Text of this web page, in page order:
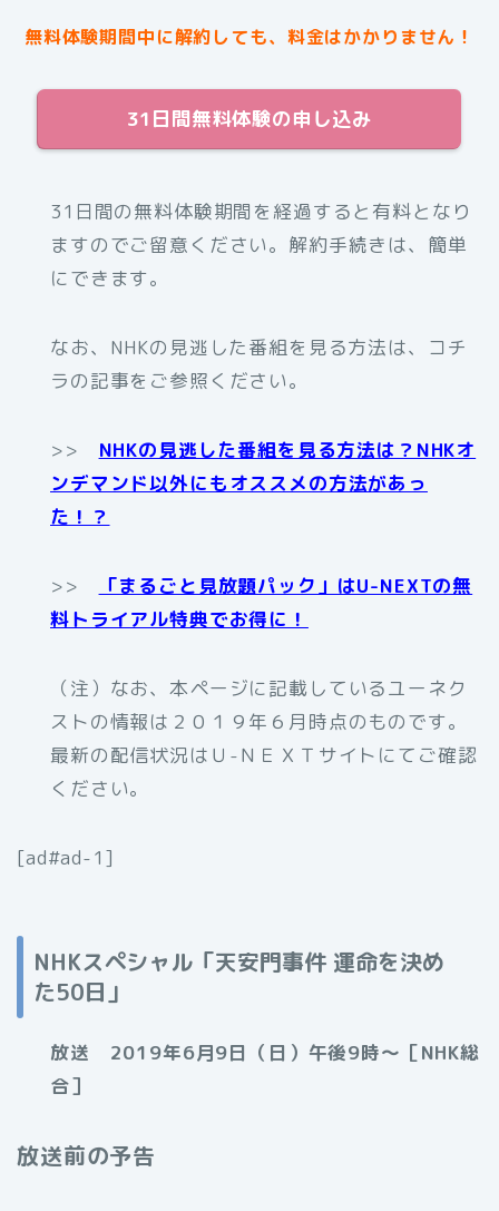
無料体験期間中に解約しても、料金はかかりません！
31日間無料体験の申し込み
31日間の無料体験期間を経過すると有料となり
ますのでご留意ください。解約手続きは、簡単
にできます。
なお、NHKの見逃した番組を見る方法は、コチ
ラの記事をご参照ください。
>> NHKの見逃した番組を見る方法は？NHKオ
ンデマンド以外にもオススメの方法があっ
た！？
>>
「まるごと見放題パック」はU-NEXTの無
料トライアル特典でお得に！
（注）なお、本ページに記載しているユーネク
ストの情報は２０１９年６月時点のものです。
最新の配信状況はＵ-ＮＥＸＴサイトにてご確認
ください。
[ad#ad-1]
NHKスペシャル「天安門事件 運命を決め
た50日」
放送 2019年6月9日（日）午後9時～［NHK総
合］
放送前の予告